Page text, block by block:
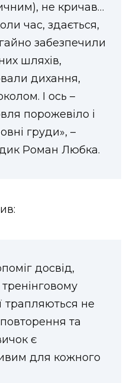
не кричав…
час, здається,
забезпечили
шляхів,
дихання,
І ось –
порожевіло і
груди», –
Роман Любка.
досвід,
трапляються не
та
є
для кожного